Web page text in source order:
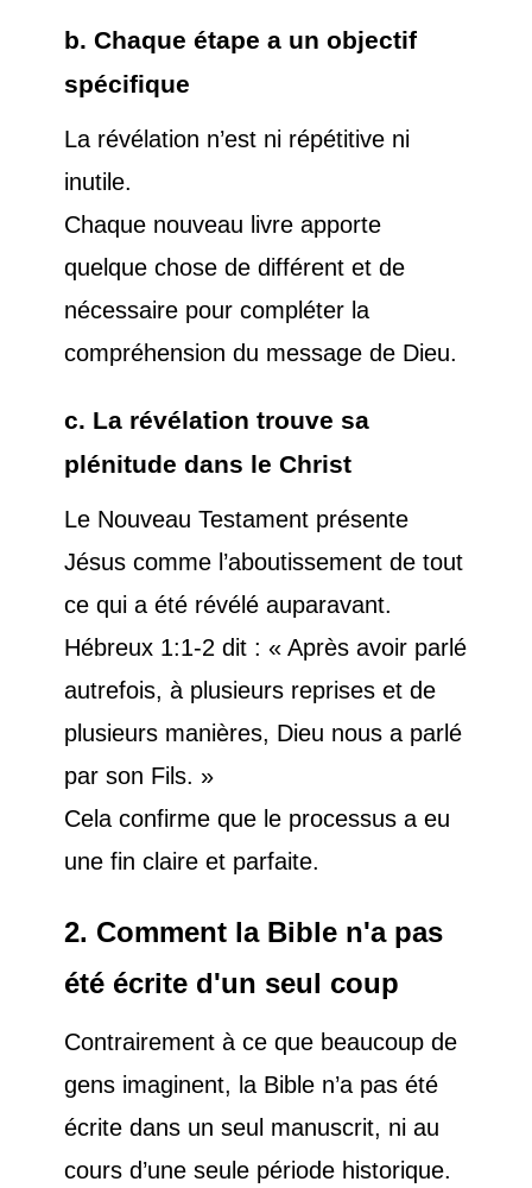
b. Chaque étape a un objectif
spécifique
La révélation n’est ni répétitive ni
inutile.
Chaque nouveau livre apporte
quelque chose de différent et de
nécessaire pour compléter la
compréhension du message de Dieu.
c. La révélation trouve sa
plénitude dans le Christ
Le Nouveau Testament présente
Jésus comme l’aboutissement de tout
ce qui a été révélé auparavant.
Hébreux 1:1-2 dit : « Après avoir parlé
autrefois, à plusieurs reprises et de
plusieurs manières, Dieu nous a parlé
par son Fils. »
Cela confirme que le processus a eu
une fin claire et parfaite.
2. Comment la Bible n'a pas
été écrite d'un seul coup
Contrairement à ce que beaucoup de
gens imaginent, la Bible n’a pas été
écrite dans un seul manuscrit, ni au
cours d’une seule période historique.